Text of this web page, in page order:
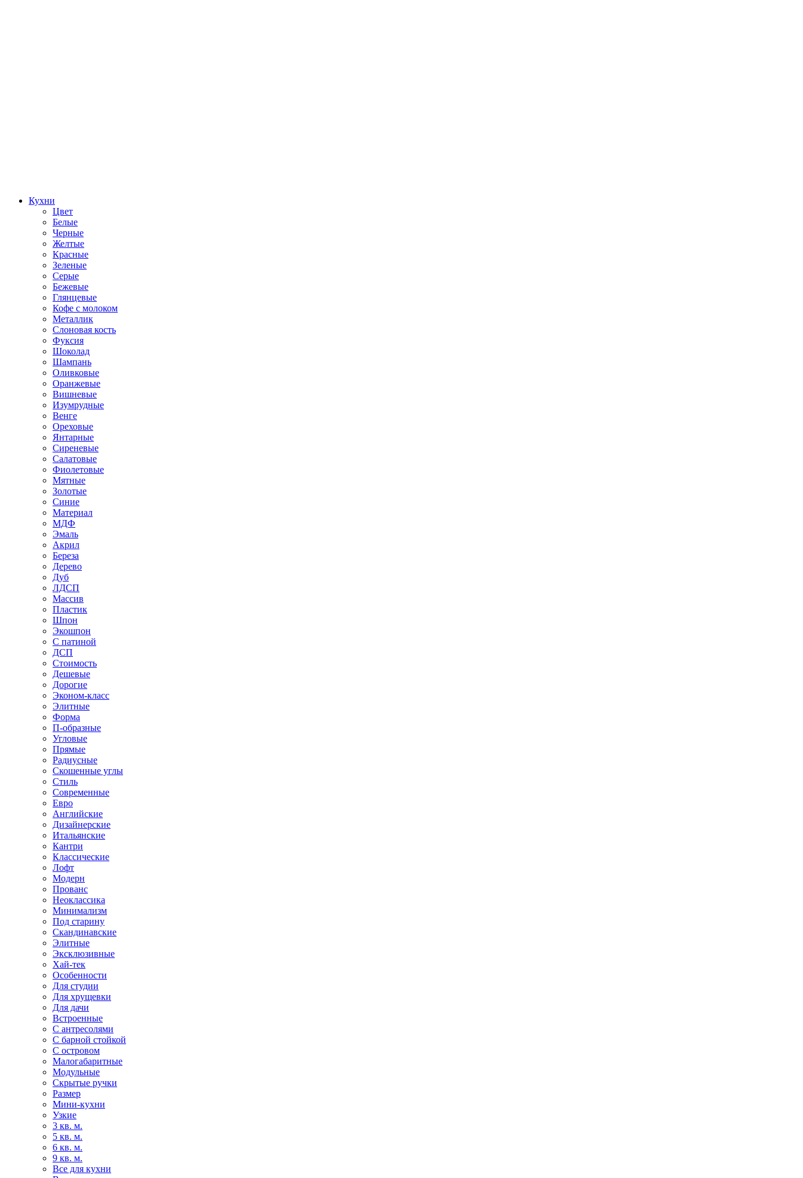
Кухни
Цвет
Белые
Черные
Желтые
Красные
Зеленые
Серые
Бежевые
Глянцевые
Кофе с молоком
Металлик
Слоновая кость
Фуксия
Шоколад
Шампань
Оливковые
Оранжевые
Вишневые
Изумрудные
Венге
Ореховые
Янтарные
Сиреневые
Салатовые
Фиолетовые
Мятные
Золотые
Синие
Материал
МДФ
Эмаль
Акрил
Береза
Дерево
Дуб
ЛДСП
Массив
Пластик
Шпон
Экошпон
С патиной
ДСП
Стоимость
Дешевые
Дорогие
Эконом-класс
Элитные
Форма
П-образные
Угловые
Прямые
Радиусные
Скошенные углы
Стиль
Современные
Евро
Английские
Дизайнерские
Итальянские
Кантри
Классические
Лофт
Модерн
Прованс
Неоклассика
Минимализм
Под старину
Скандинавские
Элитные
Эксклюзивные
Хай-тек
Особенности
Для студии
Для хрущевки
Для дачи
Встроенные
С антресолями
С барной стойкой
С островом
Малогабаритные
Модульные
Скрытые ручки
Размер
Мини-кухни
Узкие
3 кв. м.
5 кв. м.
6 кв. м.
9 кв. м.
Все для кухни